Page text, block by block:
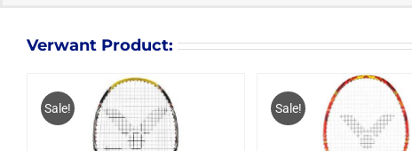
Verwant Product:
Sale! Sale!